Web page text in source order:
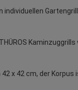
individuellen
42 x 42 cm, der